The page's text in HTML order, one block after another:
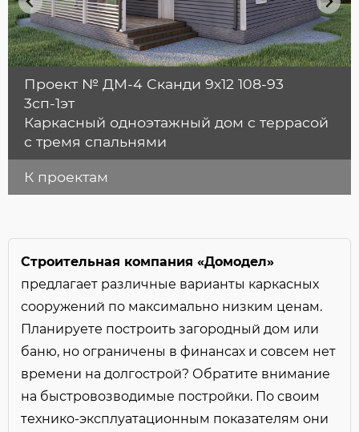
Только проекты Только строительство
Основные параметры:
Длина
Ширина
Цена
1
2 3
4
Санузлов
1
2 3 4
5+
Материал стен
Способ строительства
Навес и/или Гараж:
Проект № ДМ-4 Сканди 9х12 108-93
3сп-1эт
Каркасный одноэтажный дом c террасой
с тремя спальнями
К проектам
Строительная компания «Домодел»
предлагает различные варианты каркасных
сооружений по максимально низким ценам.
Планируете построить загородный дом или
баню, но ограничены в финансах и совсем нет
времени на долгострой? Обратите внимание
на быстровозводимые постройки. По своим
технико-эксплуатационным показателям они